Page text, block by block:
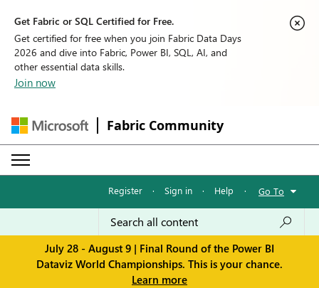
Get Fabric or SQL Certified for Free.
Get certified for free when you join Fabric Data Days
2026 and dive into Fabric, Power BI, SQL, AI, and
other essential data skills.
Join now
Fabric Community
Register · Sign in · Help · Go To
July 28 - August 9 | Final Round of the Power BI
Dataviz World Championships. This is your chance.
Learn more